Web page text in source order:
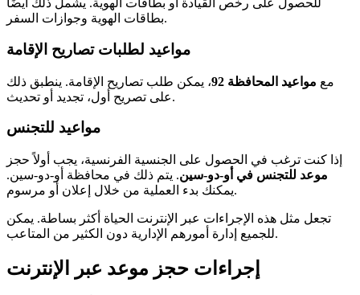
للحصول على رخص القيادة أو بطاقات الهوية. يشمل ذلك أيضًا
بطاقات الهوية وجوازات السفر.
مواعيد لطلبات تصاريح الإقامة
مع مواعيد المحافظة 92
، يمكن طلب تصاريح الإقامة. ينطبق ذلك
على تصريح أول، تجديد أو تحديث.
مواعيد للتجنس
إذا كنت ترغب في الحصول على الجنسية الفرنسية، يجب أولاً حجز
موعد للتجنس في أو-دو-سين. يتم ذلك في محافظة أو-دو-سين.
يمكنك بدء العملية من خلال إعلان أو مرسوم.
تجعل مثل هذه الإجراءات عبر الإنترنت الحياة أكثر بساطة. يمكن
للجميع إدارة أمورهم الإدارية دون الكثير من المتاعب.
إجراءات حجز موعد عبر الإنترنت